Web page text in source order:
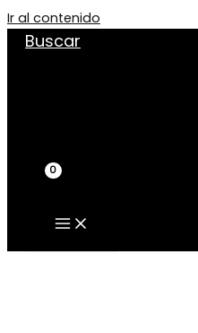
Ir al contenido
Buscar